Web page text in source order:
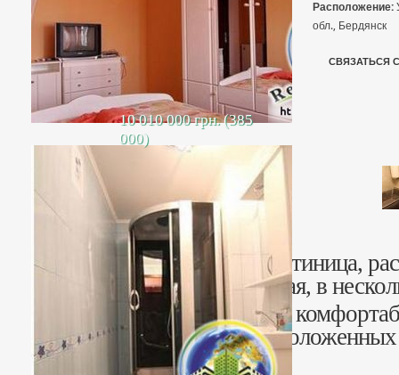
10 010 000 грн. (385
000)
Расположение:
обл., Бердянск
СВЯЗАТЬСЯ
Продается трехэтажная гостиница,
Слободка по ул. Набережная, в
Гостиница состоит из пяти
номеров класса Люкс,
Все номера обустроены: